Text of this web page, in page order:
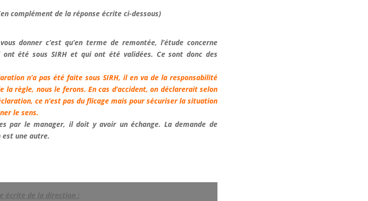
complément de la réponse écrite ci-dessous)
donner c’est qu’en terme de remontée, l’étude concerne
été sous SIRH et qui ont été validées. Ce sont donc des
n’a pas été faite sous SIRH, il en va de la responsabilité
la règle, nous le ferons. En cas d’accident, on déclarerait selon
ce n’est pas du flicage mais pour sécuriser la situation
le sens.
par le manager, il doit y avoir un échange. La demande de
une autre.
écrite de la direction :